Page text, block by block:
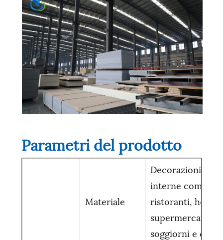
Parametri del prodotto
Materiale
Decorazioni
interne come
ristoranti, hotel,
supermercati,
soggiorni e così